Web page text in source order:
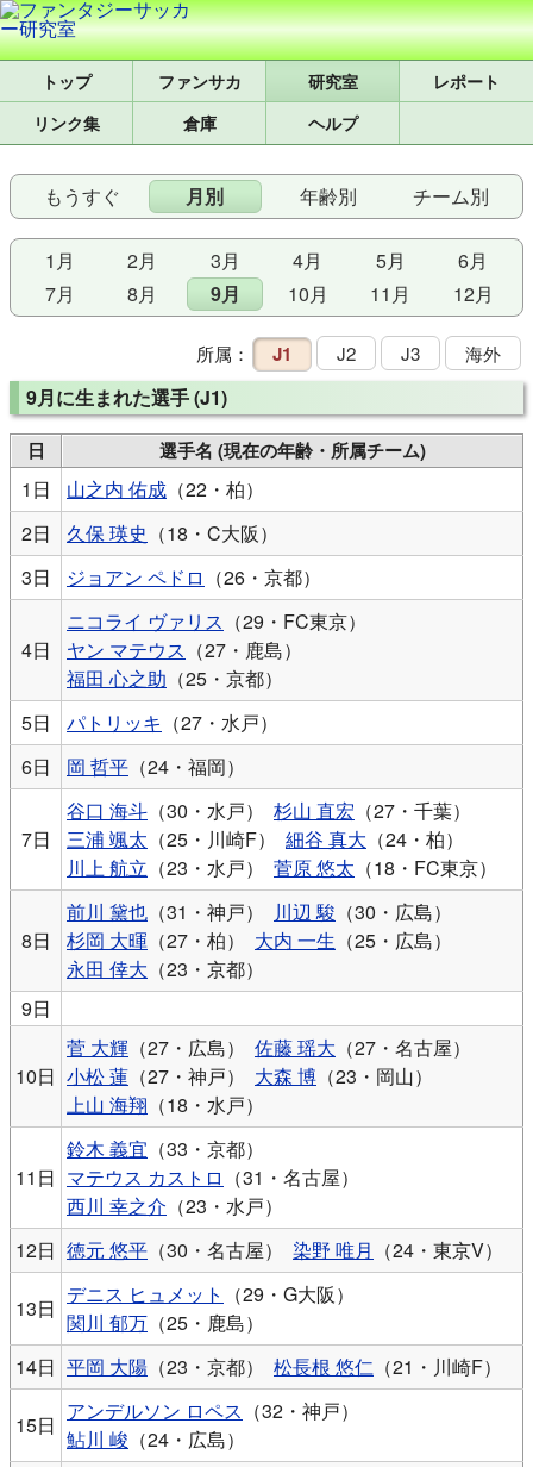
トップ 研究室
レポート
リンク集
倉庫 ヘルプ
もうすぐ 月別 年齢別 チーム別
1月 2月 3月 4月 5月
6月
7月
8月 9月 10月 11月 12月
所属： J1 J2 J3 海外
9月に生まれた選手 (J1)
日 選手名 (現在の年齢・所属チーム)
1日 山之内 佑成 （22・柏）
2日
久保 瑛史 （18・C大阪）
3日
ジョアン ペドロ （26・京都）
4日
ニコライ ヴァリス （29・FC東京）
ヤン マテウス （27・鹿島）
福田 心之助 （25・京都）
5日
パトリッキ （27・水戸）
6日
岡 哲平 （24・福岡）
7日
谷口 海斗 （30・水戸） 杉山 直宏 （27・千葉）
三浦 颯太 （25・川崎F） 細谷 真大 （24・柏）
川上 航立 （23・水戸） 菅原 悠太 （18・FC東京）
8日
前川 黛也 （31・神戸） 川辺 駿 （30・広島）
杉岡 大暉 （27・柏） 大内 一生 （25・広島）
永田 倖大 （23・京都）
9日
10日
菅 大輝 （27・広島） 佐藤 瑶大 （27・名古屋）
小松 蓮 （27・神戸） 大森 博 （23・岡山）
上山 海翔 （18・水戸）
11日
鈴木 義宜 （33・京都）
マテウス カストロ （31・名古屋）
西川 幸之介 （23・水戸）
12日 徳元 悠平 （30・名古屋） 染野 唯月 （24・東京V）
13日
デニス ヒュメット
（29・G大阪）
関川 郁万 （25・鹿島）
14日 平岡 大陽 （23・京都） 松長根 悠仁 （21・川崎F）
15日
アンデルソン ロペス （32・神戸）
鮎川 峻 （24・広島）